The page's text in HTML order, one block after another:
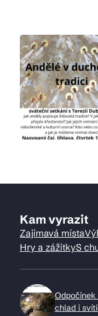
Kam vyrazit
Zajímavá místa
Hry a zážitkyS
chlad i